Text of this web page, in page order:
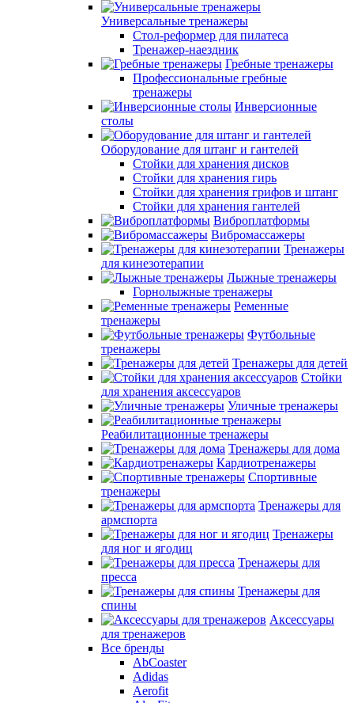
Универсальные тренажеры
Стол-реформер для пилатеса
Тренажер-наездник
Гребные тренажеры
Профессиональные гребные
тренажеры
Инверсионные
столы
Оборудование для штанг и гантелей
Стойки для хранения дисков
Стойки для хранения гирь
Стойки для хранения грифов и штанг
Стойки для хранения гантелей
Виброплатформы
Вибромассажеры
Тренажеры
для кинезотерапии
Лыжные тренажеры
Горнолыжные тренажеры
Ременные
тренажеры
Футбольные
тренажеры
Тренажеры для детей
Стойки
для хранения аксессуаров
Уличные тренажеры
Реабилитационные тренажеры
Тренажеры для дома
Кардиотренажеры
Спортивные
тренажеры
Тренажеры для
армспорта
Тренажеры
для ног и ягодиц
Тренажеры для
пресса
Тренажеры для
спины
Аксессуары
для тренажеров
Все бренды
AbCoaster
Adidas
Aerofit